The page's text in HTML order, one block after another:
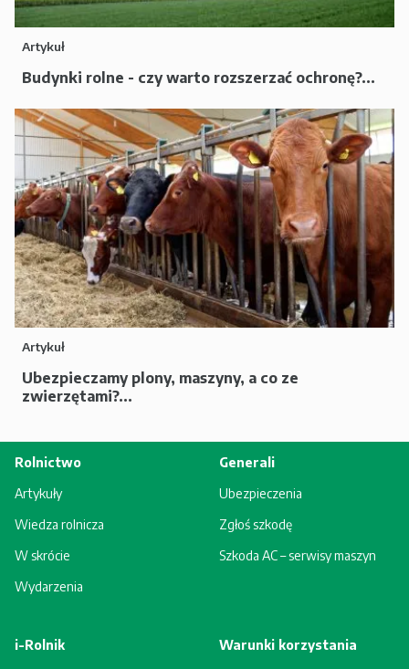
Artykuł
Budynki rolne - czy warto rozszerzać ochronę?...
Artykuł
Ubezpieczamy plony, maszyny, a co ze
zwierzętami?...
Rolnictwo
Artykuły
Wiedza rolnicza
W skrócie
Wydarzenia
Generali
Ubezpieczenia
Zgłoś szkodę
Szkoda AC – serwisy maszyn
i-Rolnik
Warunki korzystania